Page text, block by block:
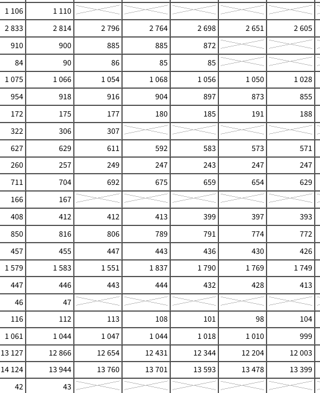
1 106
1 110
2 833 2 814 2 796 2 764 2 698 2 651
2 605
910 900 885 885
872
84 90 86 85
85
1 075 1 066 1 054 1 068 1 056 1 050
1 028
954 918 916 904 897 873
855
172 175 177 180 185 191
188
322 306
307
627 629 611 592 583 573
571
260 257 249 247 243 247
247
711 704 692 675 659 654
629
166
167
408 412 412 413 399 397
393
850 816 806 789 791 774
772
457 455 447 443 436 430
426
1 579 1 583 1 551 1 837 1 790 1 769
1 749
447 446 443 444 432 428
413
46
47
116 112 113 108 101 98
104
1 061 1 044 1 047 1 044 1 018 1 010
999
13 127 12 866 12 654 12 431 12 344 12 204
12 003
14 124 13 944 13 760 13 701 13 593 13 478
13 399
42
43